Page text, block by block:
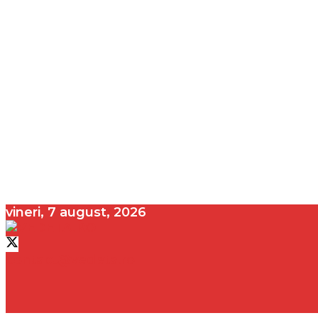
vineri, 7 august, 2026